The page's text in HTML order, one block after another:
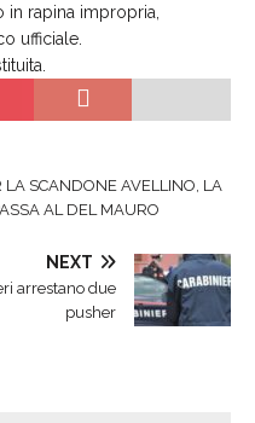
rapina impropria,
ufficiale.
LA SCANDONE AVELLINO, LA
AL DEL MAURO
NEXT
arrestano due
pusher